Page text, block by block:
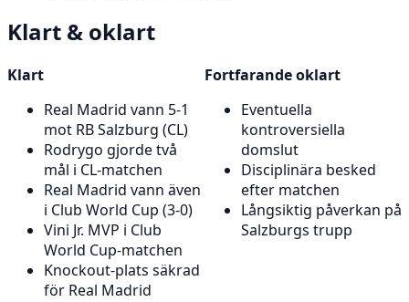
Klart & oklart
Klart
Real Madrid vann 5-1
mot RB Salzburg (CL)
Rodrygo gjorde två
mål i CL-matchen
Real Madrid vann även
i Club World Cup (3-0)
Vini Jr. MVP i Club
World Cup-matchen
Knockout-plats säkrad
för Real Madrid
Fortfarande oklart
Eventuella
kontroversiella
domslut
Disciplinära besked
efter matchen
Långsiktig påverkan på
Salzburgs trupp